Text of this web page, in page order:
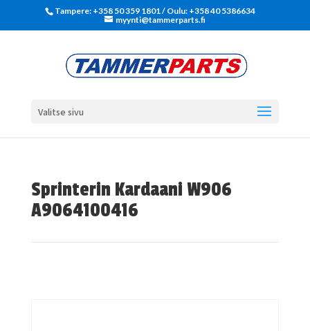
Tampere: +358 50 359 1801‬ / Oulu: +358 40 5386634
myynti@tammerparts.fi
Valitse sivu
Sprinterin Kardaani W906
A9064100416